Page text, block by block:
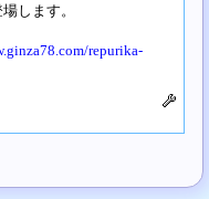
します。
repurika-